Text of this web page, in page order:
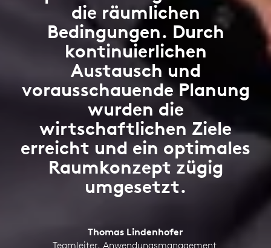
die räumlichen
Bedingungen. Durch
kontinuierlichen
Austausch und
vorausschauende Planung
wurden die
wirtschaftlichen Ziele
erreicht und ein optimales
Raumkonzept zügig
umgesetzt.
Thomas Lindenhofer
Teamleiter, Anwendungsmanagement